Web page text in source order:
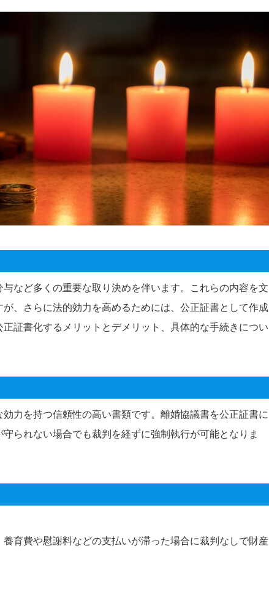
など多くの重要な取り決めを伴います。これらの内容を文
、さらに法的効力を高めるためには、公正証書として作成
証書化するメリットとデメリット、具体的な手続きについ
力を持つ信頼性の高い書類です。離婚協議書を公正証書に
られない場合でも裁判を経ずに強制執行が可能となりま
育費や慰謝料などの支払いが滞った場合に裁判なしで財産